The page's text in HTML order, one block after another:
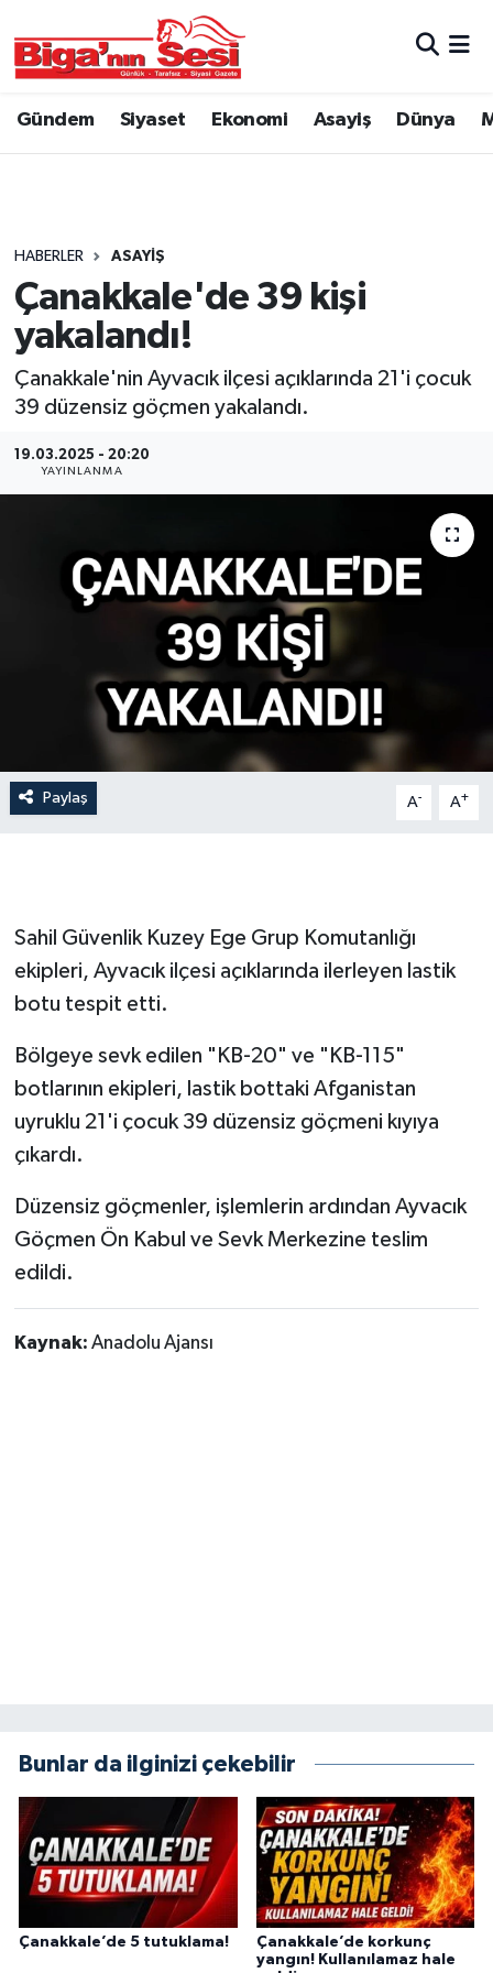
Gündem Siyaset Ekonomi Asayiş Dünya
HABERLER ASAYIŞ
Çanakkale'de 39 kişi
yakalandı!
Çanakkale'nin Ayvacık ilçesi açıklarında 21'i çocuk
39 düzensiz göçmen yakalandı.
19.03.2025 - 20:20
YAYINLANMA
Paylaş A- A+
Sahil Güvenlik Kuzey Ege Grup Komutanlığı
ekipleri, Ayvacık ilçesi açıklarında ilerleyen lastik
botu tespit etti.
Bölgeye sevk edilen "KB-20" ve "KB-115"
botlarının ekipleri, lastik bottaki Afganistan
uyruklu 21'i çocuk 39 düzensiz göçmeni kıyıya
çıkardı.
Düzensiz göçmenler, işlemlerin ardından Ayvacık
Göçmen Ön Kabul ve Sevk Merkezine teslim
edildi.
Kaynak: Anadolu Ajansı
Bunlar da ilginizi çekebilir
Çanakkale’de 5 tutuklama!
Çanakkale’de korkunç
yangın! Kullanılamaz hale
Asayiş
Belediye
Dünya
Ekonomi
Genel
Hava Durumu
Kültür Sanat
Otomobil
Resmî ilanlar
Sağlık
Spor
Tarım ve Ekonomi
Teknoloji
Ulusal
Çanakkale Hava Durumu
Tüm Manşetler
Son Dakika Haberleri